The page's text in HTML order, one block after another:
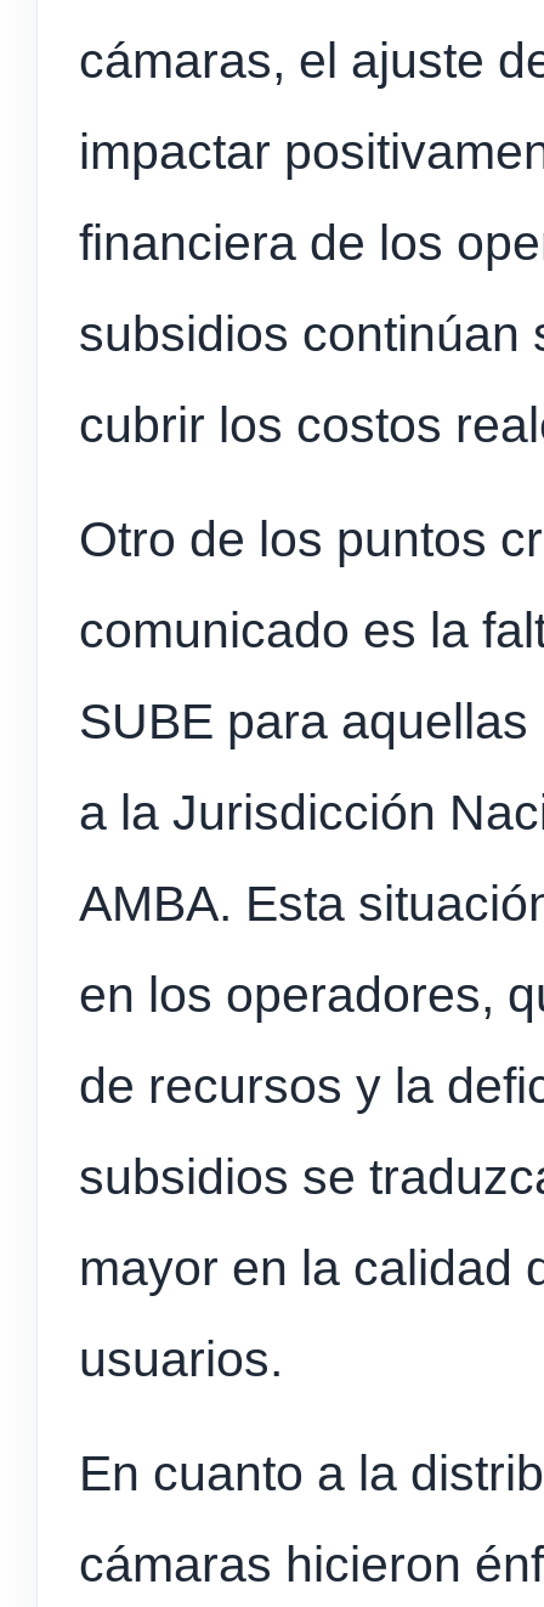
cámaras, el ajuste
impactar
financiera de los
subsidios continúan
cubrir los costos
Otro de los puntos
comunicado es la
SUBE para
a la Jurisdicción
AMBA. Esta
en los operadores,
de recursos y la
subsidios se
mayor en la calidad
usuarios.
En cuanto a la
cámaras hicieron